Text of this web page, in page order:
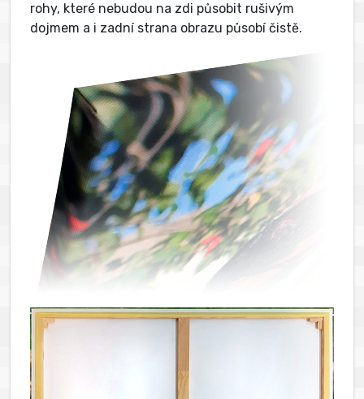
rohy, které nebudou na zdi působit rušivým
dojmem a i zadní strana obrazu působí čistě.